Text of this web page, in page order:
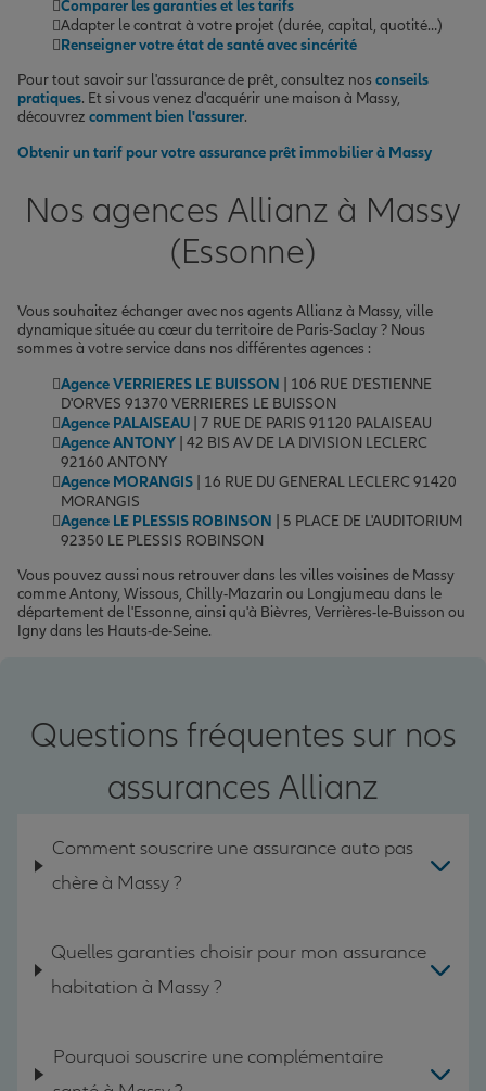
Comparer les garanties et les tarifs
Adapter le contrat à votre projet (durée, capital, quotité…)
Renseigner votre état de santé avec sincérité
Pour tout savoir sur l'assurance de prêt, consultez nos conseils
pratiques. Et si vous venez d'acquérir une maison à Massy,
découvrez comment bien l'assurer.
Obtenir un tarif pour votre assurance prêt immobilier à Massy
Nos agences Allianz à Massy
(Essonne)
Vous souhaitez échanger avec nos agents Allianz à Massy, ville
dynamique située au cœur du territoire de Paris-Saclay ? Nous
sommes à votre service dans nos différentes agences :
Agence VERRIERES LE BUISSON | 106 RUE D'ESTIENNE
D'ORVES 91370 VERRIERES LE BUISSON
Agence PALAISEAU | 7 RUE DE PARIS 91120 PALAISEAU
Agence ANTONY | 42 BIS AV DE LA DIVISION LECLERC
92160 ANTONY
Agence MORANGIS | 16 RUE DU GENERAL LECLERC 91420
MORANGIS
Agence LE PLESSIS ROBINSON | 5 PLACE DE L'AUDITORIUM
92350 LE PLESSIS ROBINSON
Vous pouvez aussi nous retrouver dans les villes voisines de Massy
comme Antony, Wissous, Chilly-Mazarin ou Longjumeau dans le
département de l'Essonne, ainsi qu'à Bièvres, Verrières-le-Buisson ou
Igny dans les Hauts-de-Seine.
Questions fréquentes sur nos
assurances Allianz
Comment souscrire une assurance auto pas
chère à Massy ?
Quelles garanties choisir pour mon assurance
habitation à Massy ?
Pourquoi souscrire une complémentaire